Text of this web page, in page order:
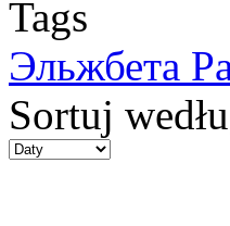
Tags
Эльжбета
Sortuj